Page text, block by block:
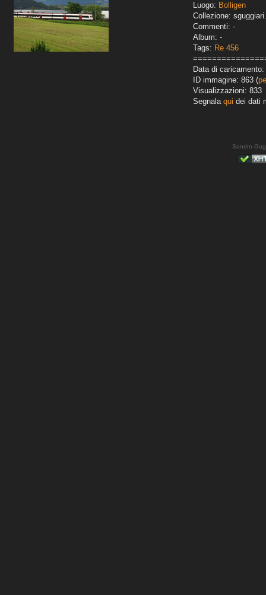
Luogo: Bolligen
Collezione:
Commenti: -
Album: -
Tags: Re 456
Data di caricamento:
ID immagine: 863 (
Visualizzazioni: 833
Segnala qui dei dati
Sandro